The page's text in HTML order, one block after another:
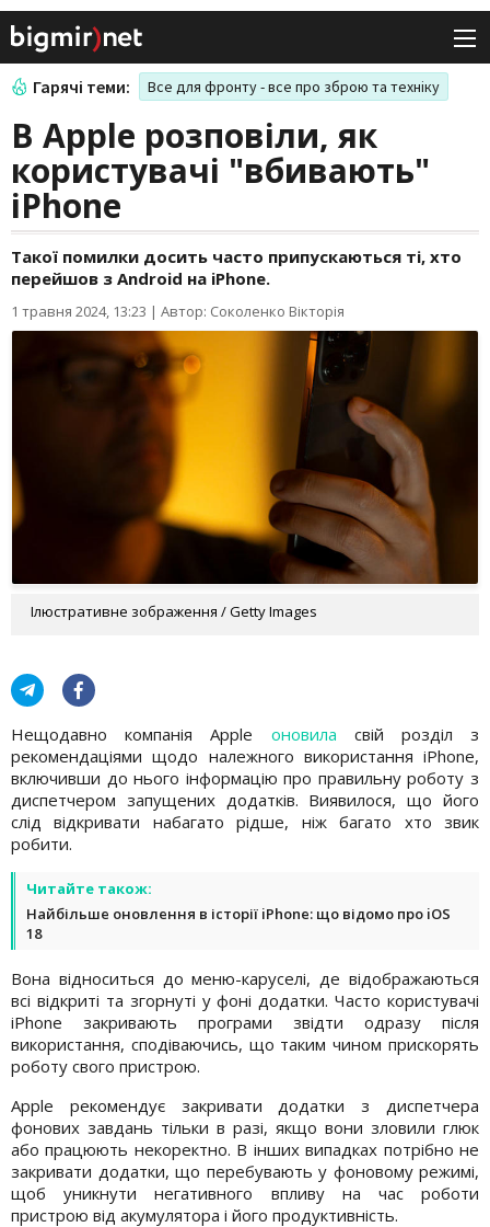
Гарячі теми: Все для фронту - все про зброю та техніку
В Apple розповіли, як
користувачі "вбивають"
iPhone
Такої помилки досить часто припускаються ті, хто
перейшов з Android на iPhone.
1 травня 2024, 13:23 | Автор: Соколенко Вікторія
Ілюстративне зображення / Getty Images
Нещодавно компанія Apple оновила свій розділ з
рекомендаціями щодо належного використання iPhone,
включивши до нього інформацію про правильну роботу з
диспетчером запущених додатків. Виявилося, що його
слід відкривати набагато рідше, ніж багато хто звик
робити.
Читайте також:
Найбільше оновлення в історії iPhone: що відомо про iOS
18
Вона відноситься до меню-каруселі, де відображаються
всі відкриті та згорнуті у фоні додатки. Часто користувачі
iPhone закривають програми звідти одразу після
використання, сподіваючись, що таким чином прискорять
роботу свого пристрою.
Apple рекомендує закривати додатки з диспетчера
фонових завдань тільки в разі, якщо вони зловили глюк
або працюють некоректно. В інших випадках потрібно не
закривати додатки, що перебувають у фоновому режимі,
щоб уникнути негативного впливу на час роботи
пристрою від акумулятора і його продуктивність.